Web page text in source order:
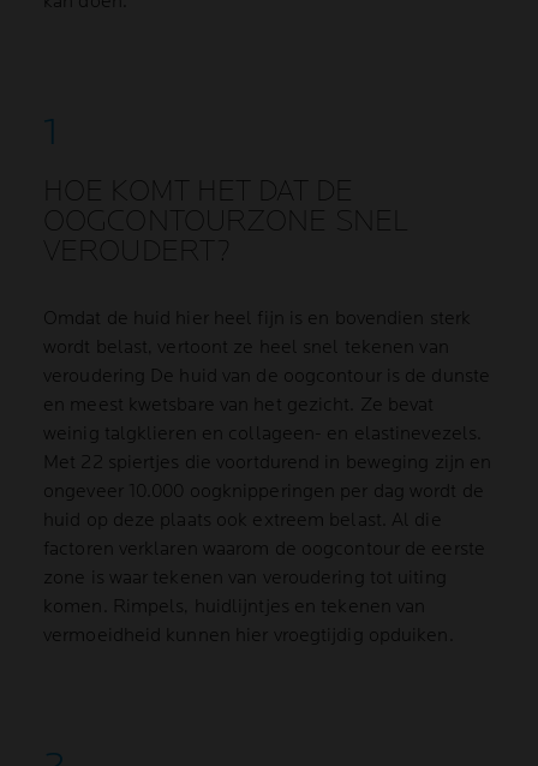
HOE KOMT HET DAT DE
OOGCONTOURZONE SNEL
VEROUDERT?
Omdat de huid hier heel fijn is en bovendien sterk
wordt belast, vertoont ze heel snel tekenen van
veroudering De huid van de oogcontour is de dunste
en meest kwetsbare van het gezicht. Ze bevat
weinig talgklieren en collageen- en elastinevezels.
Met 22 spiertjes die voortdurend in beweging zijn en
ongeveer 10.000 oogknipperingen per dag wordt de
huid op deze plaats ook extreem belast. Al die
factoren verklaren waarom de oogcontour de eerste
zone is waar tekenen van veroudering tot uiting
komen. Rimpels, huidlijntjes en tekenen van
vermoeidheid kunnen hier vroegtijdig opduiken.